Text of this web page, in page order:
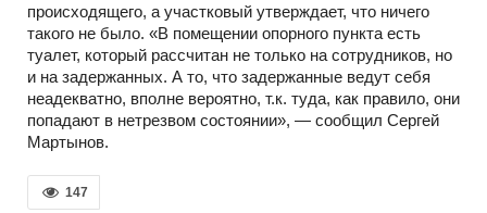
происходящего, а участковый утверждает, что ничего
такого не было. «В помещении опорного пункта есть
туалет, который рассчитан не только на сотрудников, но
и на задержанных. А то, что задержанные ведут себя
неадекватно, вполне вероятно, т.к. туда, как правило, они
попадают в нетрезвом состоянии», — сообщил Сергей
Мартынов.
147